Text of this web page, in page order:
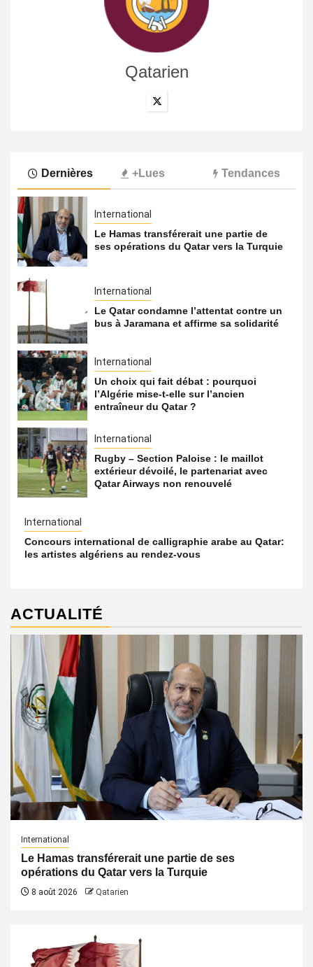
Qatarien
Dernières +Lues Tendances
International
Le Hamas transférerait une partie de
ses opérations du Qatar vers la Turquie
International
Le Qatar condamne l’attentat contre un
bus à Jaramana et affirme sa solidarité
International
Un choix qui fait débat : pourquoi
l’Algérie mise-t-elle sur l’ancien
entraîneur du Qatar ?
International
Rugby – Section Paloise : le maillot
extérieur dévoilé, le partenariat avec
Qatar Airways non renouvelé
International
Concours international de calligraphie arabe au Qatar:
les artistes algériens au rendez-vous
ACTUALITÉ
International
Le Hamas transférerait une partie de ses
opérations du Qatar vers la Turquie
8 août 2026 Qatarien